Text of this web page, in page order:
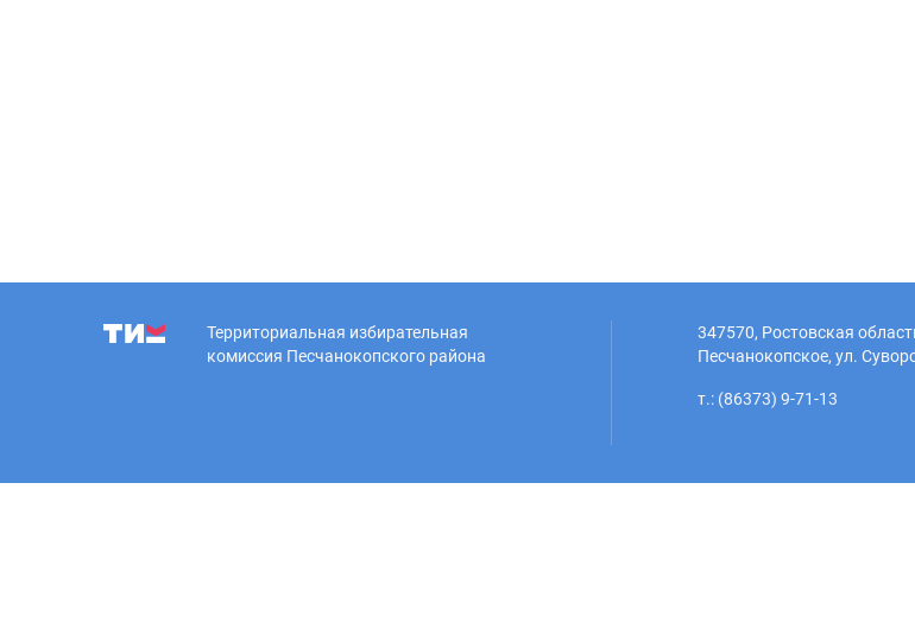
Территориальная избирательная
комиссия Песчанокопского района
347570, Ростовская
Песчанокопское, ул.
т.: (86373) 9-71-13